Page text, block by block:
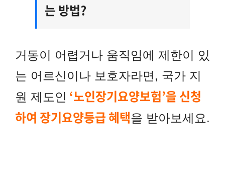
는 방법?
거동이 어렵거나 움직임에 제한이 있
는 어르신이나 보호자라면, 국가 지
원 제도인 ‘노인장기요양보험’을 신청
하여 장기요양등급 혜택을 받아보세요.